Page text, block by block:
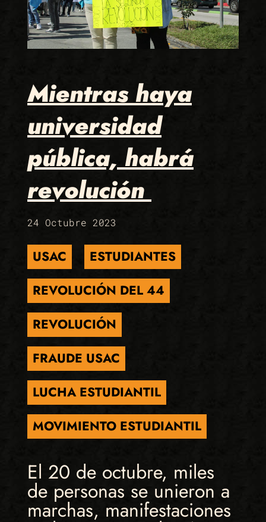
Mientras haya
universidad
pública, habrá
revolución
24 Octubre 2023
USAC
ESTUDIANTES
REVOLUCIÓN DEL 44
REVOLUCIÓN
FRAUDE USAC
LUCHA ESTUDIANTIL
MOVIMIENTO ESTUDIANTIL
El 20 de octubre, miles
de personas se unieron a
marchas, manifestaciones